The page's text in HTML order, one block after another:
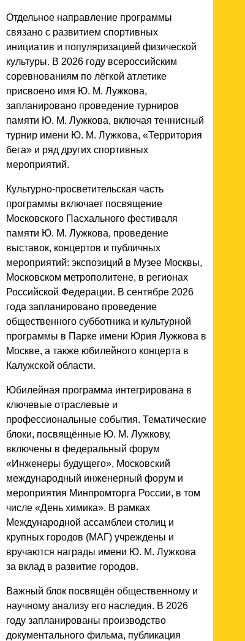
Отдельное направление программы
связано с развитием спортивных
инициатив и популяризацией физической
культуры. В 2026 году всероссийским
соревнованиям по лёгкой атлетике
присвоено имя Ю. М. Лужкова,
запланировано проведение турниров
памяти Ю. М. Лужкова, включая теннисный
турнир имени Ю. М. Лужкова, «Территория
бега» и ряд других спортивных
мероприятий.
Культурно-просветительская часть
программы включает посвящение
Московского Пасхального фестиваля
памяти Ю. М. Лужкова, проведение
выставок, концертов и публичных
мероприятий: экспозиций в Музее Москвы,
Московском метрополитене, в регионах
Российской Федерации. В сентябре 2026
года запланировано проведение
общественного субботника и культурной
программы в Парке имени Юрия Лужкова в
Москве, а также юбилейного концерта в
Калужской области.
Юбилейная программа интегрирована в
ключевые отраслевые и
профессиональные события. Тематические
блоки, посвящённые Ю. М. Лужкову,
включены в федеральный форум
«Инженеры будущего», Московский
международный инженерный форум и
мероприятия Минпромторга России, в том
числе «День химика». В рамках
Международной ассамблеи столиц и
крупных городов (МАГ) учреждены и
вручаются награды имени Ю. М. Лужкова
за вклад в развитие городов.
Важный блок посвящён общественному и
научному анализу его наследия. В 2026
году запланированы производство
документального фильма, публикация